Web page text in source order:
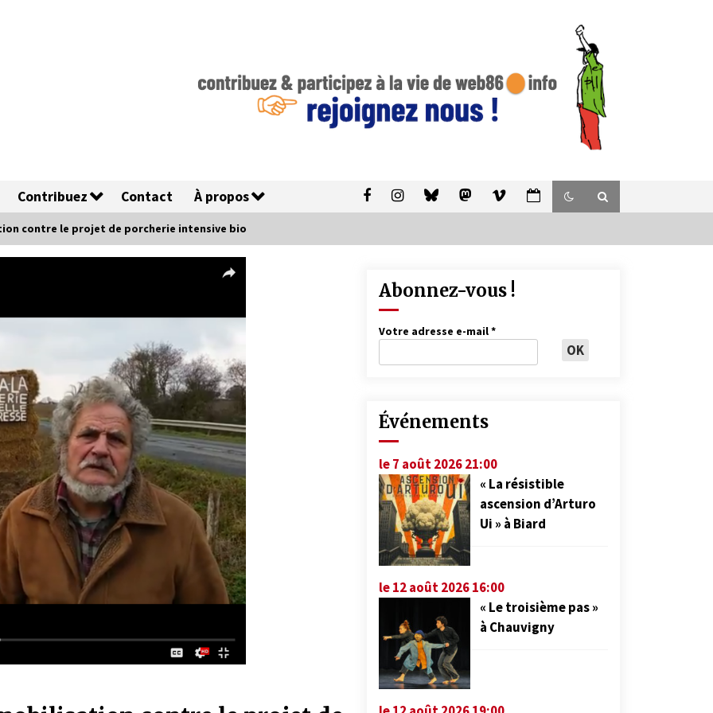
Contribuez Contact À propos
contre le projet de porcherie intensive bio
Abonnez-vous !
Votre adresse e-mail*
Événements
le 7 août 2026 21:00
« La résistible
ascension d’Arturo
Ui » à Biard
le 12 août 2026 16:00
« Le troisième pas »
à Chauvigny